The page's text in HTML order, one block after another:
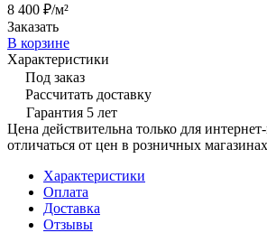
8 400 ₽/м²
Заказать
В корзине
Характеристики
Под заказ
Рассчитать доставку
Гарантия 5 лет
Цена действительна только для
отличаться от цен в розничных магазинах
Характеристики
Оплата
Доставка
Отзывы